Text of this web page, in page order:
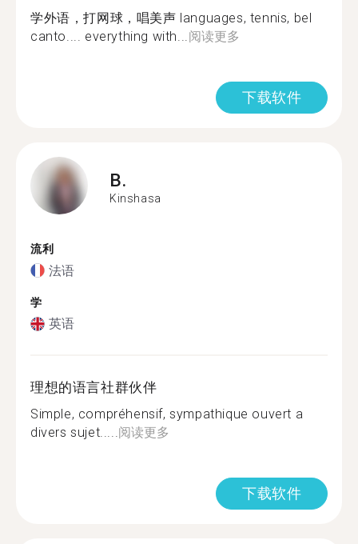
学外语，打网球，唱美声 languages, tennis, bel
canto.... everything with...阅读更多
下载软件
B.
Kinshasa
流利
法语
学
英语
理想的语言社群伙伴
Simple, compréhensif, sympathique ouvert a
divers sujet.....阅读更多
下载软件